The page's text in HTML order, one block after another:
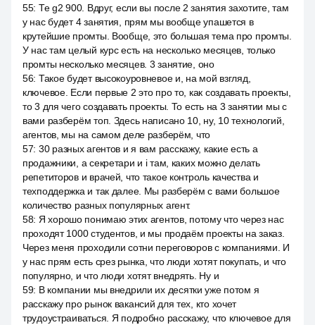
55: Те g2 900. Вдруг, если вы после 2 занятия захотите, там
у нас будет 4 занятия, прям мы вообще упашется в
крутейшие промты. Вообще, это большая тема про промты.
У нас там целый курс есть на несколько месяцев, только
промты несколько месяцев. 3 занятие, оно
56: Такое будет высокоуровневое и, на мой взгляд,
ключевое. Если первые 2 это про то, как создавать проекты,
то 3 для чего создавать проекты. То есть на 3 занятии мы с
вами разберём топ. Здесь написано 10, ну, 10 технологий,
агентов, мы на самом деле разберём, что
57: 30 разных агентов и я вам расскажу, какие есть а
продажники, а секретари и i там, каких можно делать
репетиторов и врачей, что такое контроль качества и
техподдержка и так далее. Мы разберём с вами большое
количество разных популярных агент.
58: Я хорошо понимаю этих агентов, потому что через нас
проходят 1000 студентов, и мы продаём проекты на заказ.
Через меня проходили сотни переговоров с компаниями. И
у нас прям есть срез рынка, что люди хотят покупать, и что
популярно, и что люди хотят внедрять. Ну и
59: В компании мы внедрили их десятки уже потом я
расскажу про рынок вакансий для тех, кто хочет
трудоустраиваться. Я подробно расскажу, что ключевое для